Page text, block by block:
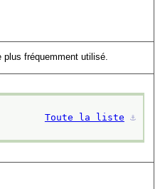
fréquemment utilisé.
Toute la liste ⚓︎